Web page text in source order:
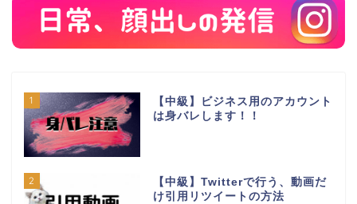
1
【中級】ビジネス用のアカウント
は身バレします！！
2
【中級】Twitterで行う、動画だ
け引用リツイートの方法